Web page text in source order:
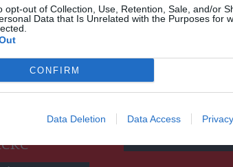
opt-out of Collection, Use, Retention, Sale, and/or
Data that Is Unrelated with the Purposes for
CONFIRM
Data Deletion Data Access
eurót
megyei
csíksomlyói